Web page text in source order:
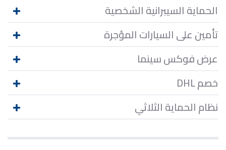
الحماية السيبرانية الشخصية
تأمين على السيارات المؤجرة
عرض فوكس سينما
خصم DHL
نظام الحماية الثلاثي